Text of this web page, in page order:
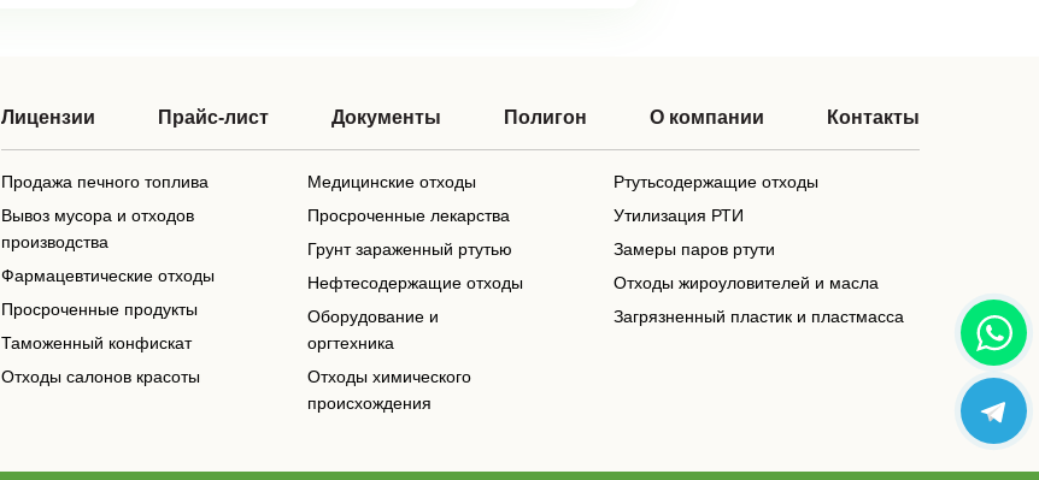
Лицензии Прайс-лист Документы Полигон О компании Контакты
Продажа печного топлива
Вывоз мусора и отходов
производства
Фармацевтические отходы
Просроченные продукты
Таможенный конфискат
Отходы салонов красоты
Медицинские отходы
Просроченные лекарства
Грунт зараженный ртутью
Нефтесодержащие отходы
Оборудование и
оргтехника
Отходы химического
происхождения
Ртутьсодержащие отходы
Утилизация РТИ
Замеры паров ртути
Отходы жироуловителей и масла
Загрязненный пластик и пластмасса